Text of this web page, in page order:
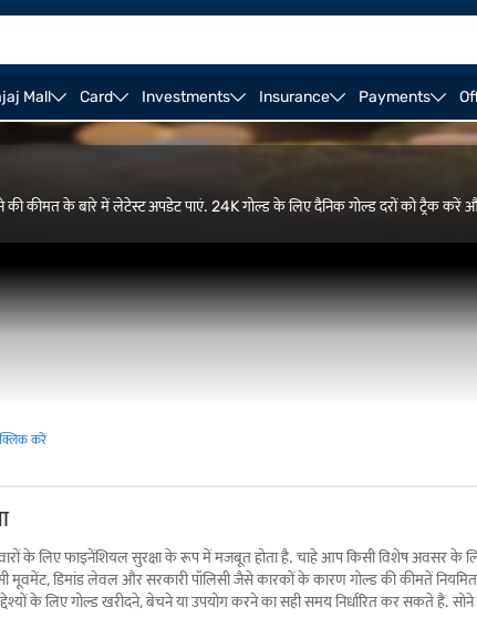
Mall Card Investments Insurance Payments
FAQ
कीमत के बारे में लेटेस्ट अपडेट पाएं. 24K गोल्ड के लिए दैनिक गोल्ड दरों को ट्रैक करें
करें
के लिए फाइनेंशियल सुरक्षा के रूप में मजबूत होता है. चाहे आप किसी विशेष अवसर के
मूवमेंट, डिमांड लेवल और सरकारी पॉलिसी जैसे कारकों के कारण गोल्ड की कीमतें
के लिए गोल्ड खरीदने, बेचने या उपयोग करने का सही समय निर्धारित कर सकते हैं.